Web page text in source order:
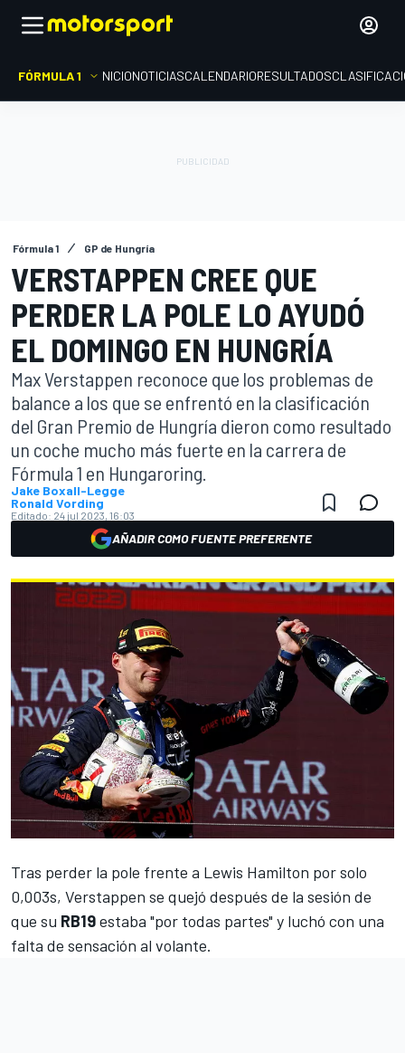
FÓRMULA 1 INICIONOTICIASCALENDARIORESULTADOS
Fórmula 1 GP de Hungría
VERSTAPPEN CREE QUE
PERDER LA POLE LO AYUDÓ
EL DOMINGO EN HUNGRÍA
Max Verstappen reconoce que los problemas de
balance a los que se enfrentó en la clasificación
del Gran Premio de Hungría dieron como resultado
un coche mucho más fuerte en la carrera de
Fórmula 1 en Hungaroring.
Jake Boxall-Legge
Ronald Vording
Editado: 24 jul 2023, 16:03
AÑADIR COMO FUENTE PREFERENTE
Tras perder la pole frente a Lewis Hamilton por solo
0,003s, Verstappen se quejó después de la sesión de
que su RB19estaba "por todas partes" y luchó con una
falta de sensación al volante.